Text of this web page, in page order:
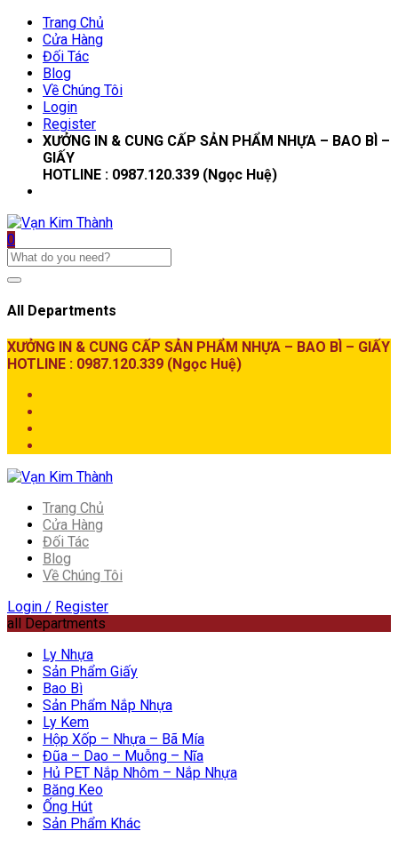
Trang Chủ
Cửa Hàng
Đối Tác
Blog
Về Chúng Tôi
Login
Register
XƯỞNG IN & CUNG CẤP SẢN PHẨM NHỰA – BAO BÌ –
GIẤY
HOTLINE : 0987.120.339 (Ngọc Huệ)
0
All Departments
XƯỞNG IN & CUNG CẤP SẢN PHẨM NHỰA – BAO BÌ – GIẤY
HOTLINE : 0987.120.339 (Ngọc Huệ)
Trang Chủ
Cửa Hàng
Đối Tác
Blog
Về Chúng Tôi
Login / Register
all Departments
Ly Nhựa
Sản Phẩm Giấy
Bao Bì
Sản Phẩm Nắp Nhựa
Ly Kem
Hộp Xốp – Nhựa – Bã Mía
Đũa – Dao – Muỗng – Nĩa
Hủ PET Nắp Nhôm – Nắp Nhựa
Băng Keo
Ống Hút
Sản Phẩm Khác